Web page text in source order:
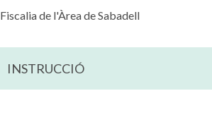
Fiscalia de l'Àrea de Sabadell
INSTRUCCIÓ